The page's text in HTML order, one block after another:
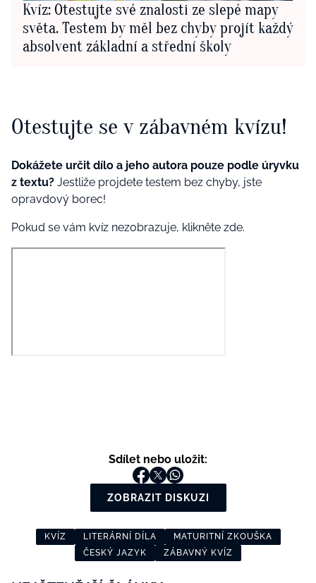
Kvíz: Otestujte své znalosti ze slepé mapy
světa. Testem by měl bez chyby projít každý
absolvent základní a střední školy
Otestujte se v zábavném kvízu!
Dokážete určit dílo a jeho autora pouze podle úryvku
z textu? Jestliže projdete testem bez chyby, jste
opravdový borec!
Pokud se vám kvíz nezobrazuje, klikněte zde.
Sdílet nebo uložit:
ZOBRAZIT DISKUZI
KVÍZ LITERÁRNÍ DÍLA
MATURITNÍ ZKOUŠKA
ČESKÝ JAZYK
ZÁBAVNÝ KVÍZ